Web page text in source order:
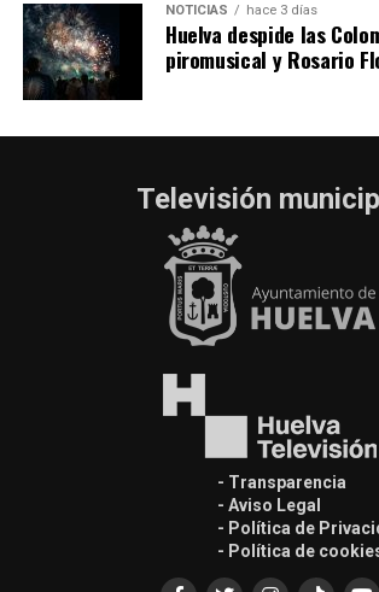
NOTICIAS hace 3 días
Huelva despide las
piromusical y Rosario
Televisión
- Transparencia
- Aviso Legal
- Política de
- Política de